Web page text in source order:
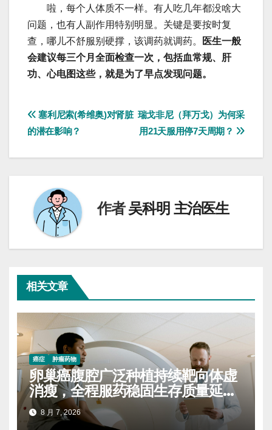
啦，每个人体质不一样。有人吃几年都没啥大
问题，也有人副作用特别明显。关键是要按时复
查，哪儿不舒服别硬撑，该调药就调药。
医生一般
会建议每三个月全面检查一次，包括血常规、肝
功、心电图这些，就是为了早点发现问题。
文
章
航
瑞戈非尼（拜万戈）为何采
用21天服用停7天周期？
塞利尼索(希维奥)对肾脏
的潜在影响？
作者吴科明 主治医生
相关文章
癌症 肿瘤药物
卵巢癌腹腔广泛种植持续靶向体虚
消瘦，全程服药稳固生存质量延缓
进展
8 月 7, 2026